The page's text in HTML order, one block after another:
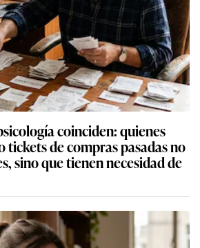
coinciden: quienes
tickets de compras pasadas no
sino que tienen necesidad de